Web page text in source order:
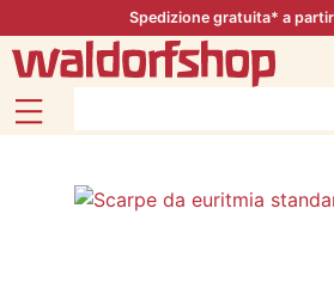
Spedizione gratuita* a